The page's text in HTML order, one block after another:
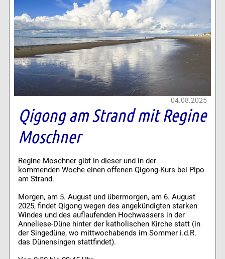
04.08.2025
Qigong am Strand mit Regine
Moschner
Regine Moschner gibt in dieser und in der
kommenden Woche einen offenen Qigong-Kurs bei Pipo
am Strand.
Morgen, am 5. August und übermorgen, am 6. August
2025, findet Qigong wegen des angekündigten starken
Windes und des auflaufenden Hochwassers in der
Anneliese-Düne hinter der katholischen Kirche statt (in
der Singedüne, wo mittwochabends im Sommer i.d.R.
das Dünensingen stattfindet).